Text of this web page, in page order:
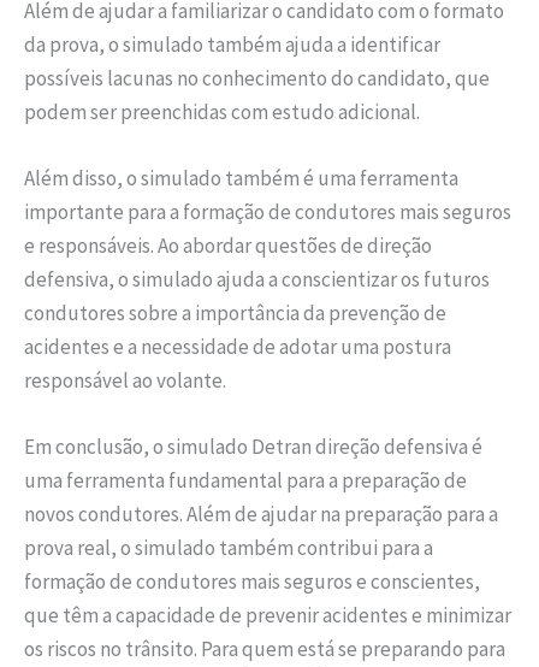
Além de ajudar a familiarizar o candidato com o formato
da prova, o simulado também ajuda a identificar
possíveis lacunas no conhecimento do candidato, que
podem ser preenchidas com estudo adicional.
Além disso, o simulado também é uma ferramenta
importante para a formação de condutores mais seguros
e responsáveis. Ao abordar questões de direção
defensiva, o simulado ajuda a conscientizar os futuros
condutores sobre a importância da prevenção de
acidentes e a necessidade de adotar uma postura
responsável ao volante.
Em conclusão, o simulado Detran direção defensiva é
uma ferramenta fundamental para a preparação de
novos condutores. Além de ajudar na preparação para a
prova real, o simulado também contribui para a
formação de condutores mais seguros e conscientes,
que têm a capacidade de prevenir acidentes e minimizar
os riscos no trânsito. Para quem está se preparando para